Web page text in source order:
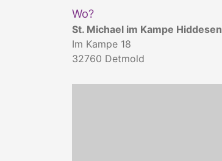
Wo?
St. Michael im Kampe Hiddesen
Im Kampe 18
32760 Detmold